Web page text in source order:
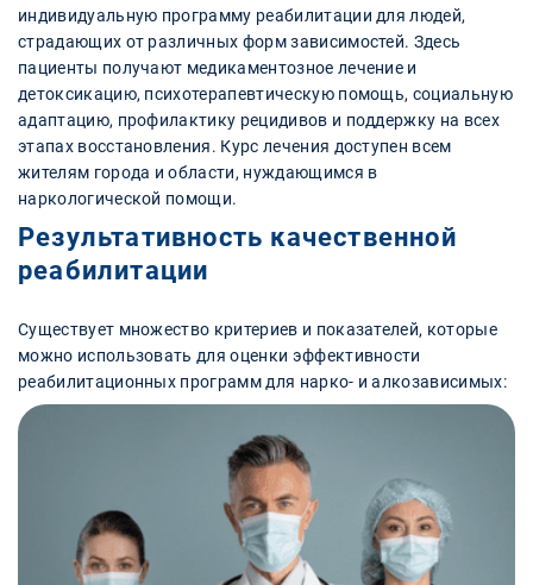
индивидуальную программу реабилитации для людей,
страдающих от различных форм зависимостей. Здесь
пациенты получают медикаментозное лечение и
детоксикацию, психотерапевтическую помощь, социальную
адаптацию, профилактику рецидивов и поддержку на всех
этапах восстановления. Курс лечения доступен всем
жителям города и области, нуждающимся в
наркологической помощи.
Результативность качественной
реабилитации
Существует множество критериев и показателей, которые
можно использовать для оценки эффективности
реабилитационных программ для нарко- и алкозависимых: